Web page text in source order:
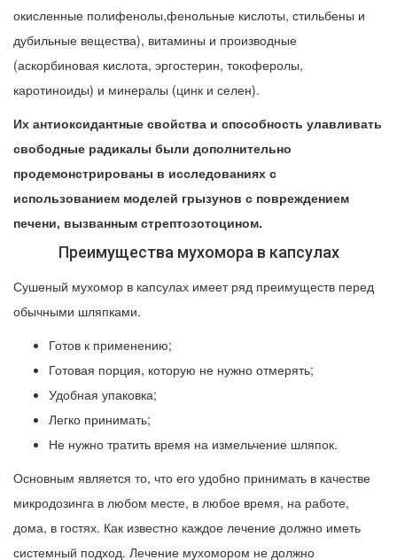
окисленные полифенолы,фенольные кислоты, стильбены и
дубильные вещества), витамины и производные
(аскорбиновая кислота, эргостерин, токоферолы,
каротиноиды) и минералы (цинк и селен).
Их антиоксидантные свойства и способность улавливать
свободные радикалы были дополнительно
продемонстрированы в исследованиях с
использованием моделей грызунов с повреждением
печени, вызванным стрептозотоцином.
Преимущества мухомора в капсулах
Сушеный мухомор в капсулах имеет ряд преимуществ перед
обычными шляпками.
Готов к применению;
Готовая порция, которую не нужно отмерять;
Удобная упаковка;
Легко принимать;
Не нужно тратить время на измельчение шляпок.
Основным является то, что его удобно принимать в качестве
микродозинга в любом месте, в любое время, на работе,
дома, в гостях. Как известно каждое лечение должно иметь
системный подход. Лечение мухомором не должно